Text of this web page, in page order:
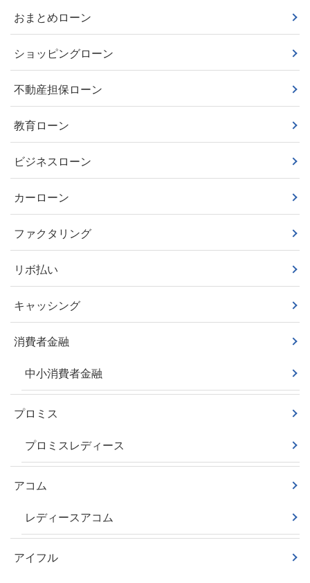
おまとめローン
ショッピングローン
不動産担保ローン
教育ローン
ビジネスローン
カーローン
ファクタリング
リボ払い
キャッシング
消費者金融
中小消費者金融
プロミス
プロミスレディース
アコム
レディースアコム
アイフル